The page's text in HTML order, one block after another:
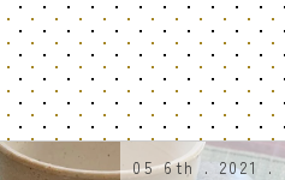
05 6th . 2021 .